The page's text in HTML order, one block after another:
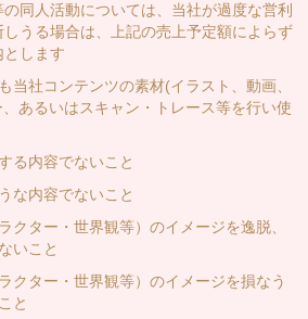
同人活動については、当社が過度な営利
うる場合は、上記の売上予定額によらず
します
当社コンテンツの素材(イラスト、動画、
あるいはスキャン・トレース等を行い使
る内容でないこと
な内容でないこと
クター・世界観等）のイメージを逸脱、
いこと
クター・世界観等）のイメージを損なう
と